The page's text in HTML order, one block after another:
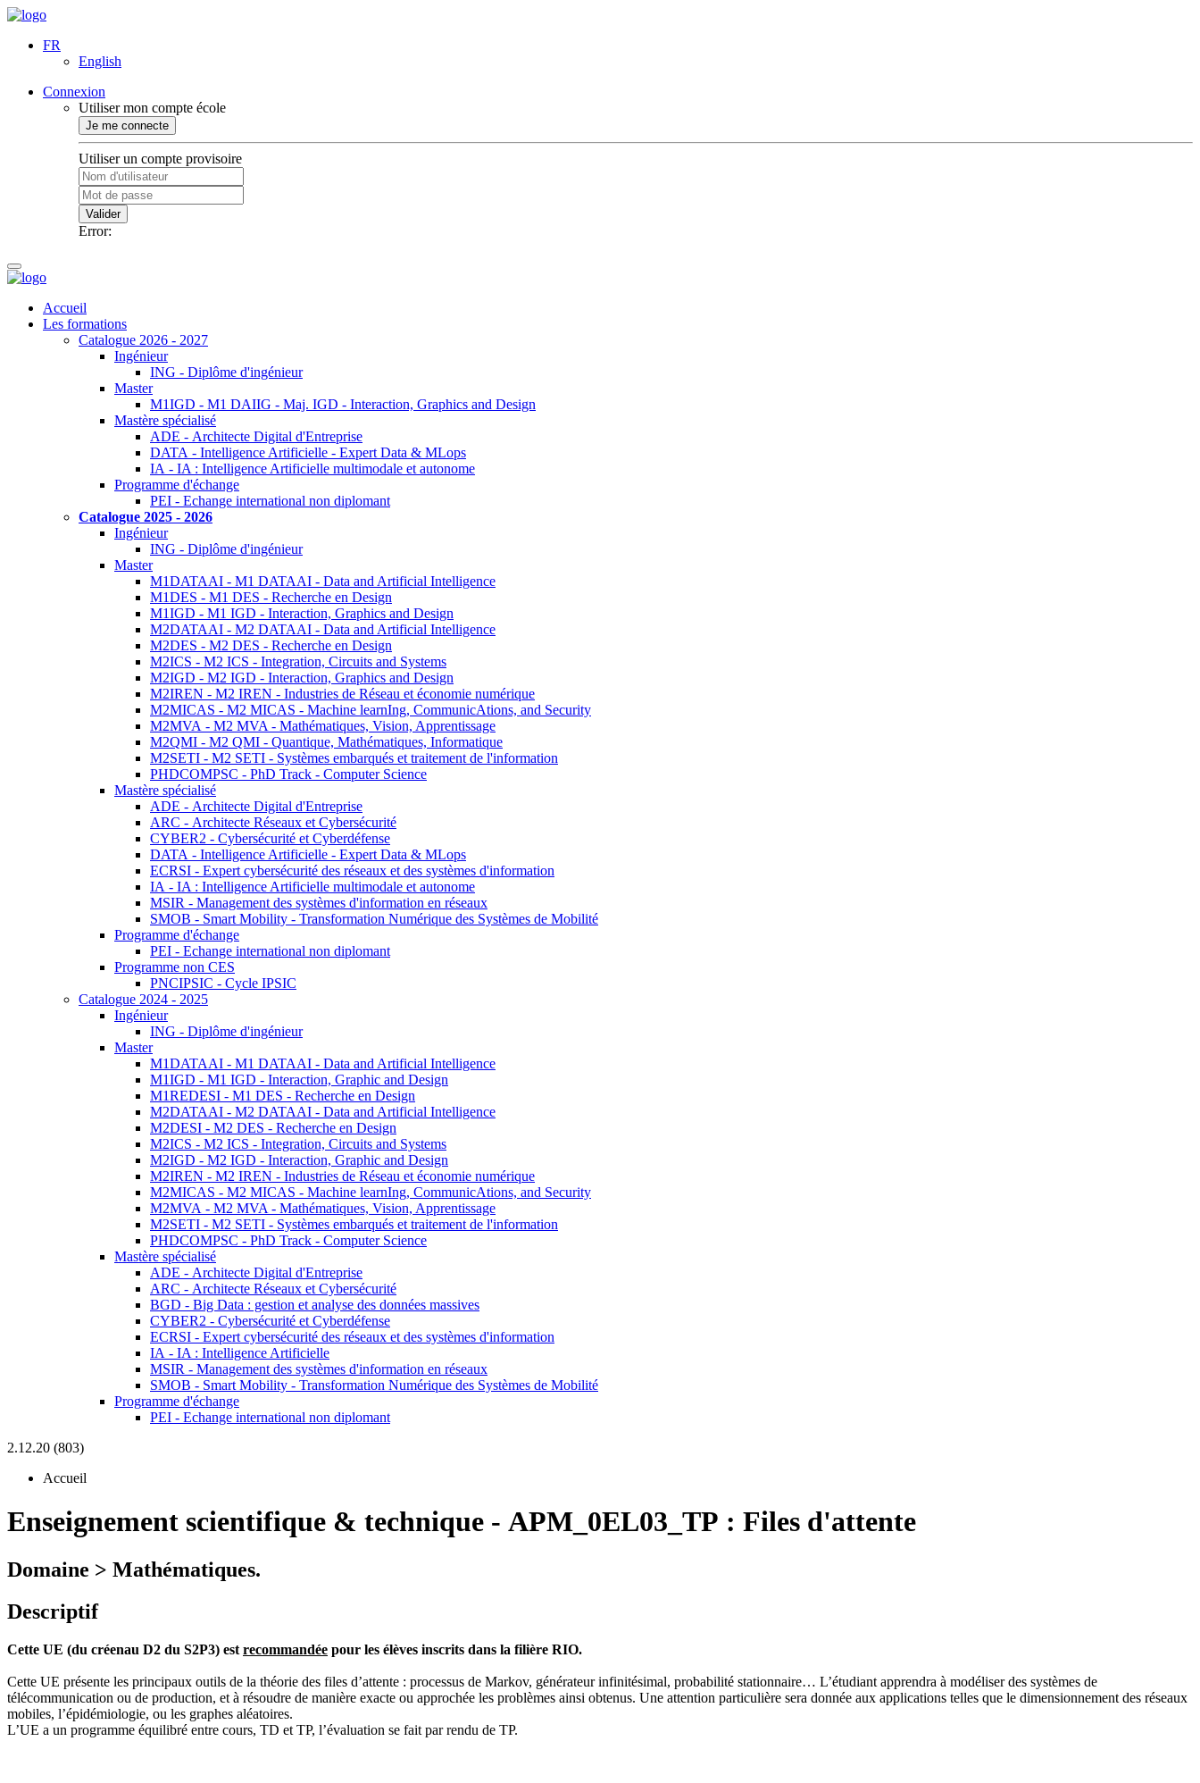
FR
English
Connexion
Utiliser mon compte école
Je me connecte
Utiliser un compte provisoire
Valider
Error:
Accueil
Les formations
Catalogue 2026 - 2027
Ingénieur
ING - Diplôme d'ingénieur
Master
M1IGD - M1 DAIIG - Maj. IGD - Interaction, Graphics and Design
Mastère spécialisé
ADE - Architecte Digital d'Entreprise
DATA - Intelligence Artificielle - Expert Data & MLops
IA - IA : Intelligence Artificielle multimodale et autonome
Programme d'échange
PEI - Echange international non diplomant
Catalogue 2025 - 2026
Ingénieur
ING - Diplôme d'ingénieur
Master
M1DATAAI - M1 DATAAI - Data and Artificial Intelligence
M1DES - M1 DES - Recherche en Design
M1IGD - M1 IGD - Interaction, Graphics and Design
M2DATAAI - M2 DATAAI - Data and Artificial Intelligence
M2DES - M2 DES - Recherche en Design
M2ICS - M2 ICS - Integration, Circuits and Systems
M2IGD - M2 IGD - Interaction, Graphics and Design
M2IREN - M2 IREN - Industries de Réseau et économie numérique
M2MICAS - M2 MICAS - Machine learnIng, CommunicAtions, and Security
M2MVA - M2 MVA - Mathématiques, Vision, Apprentissage
M2QMI - M2 QMI - Quantique, Mathématiques, Informatique
M2SETI - M2 SETI - Systèmes embarqués et traitement de l'information
PHDCOMPSC - PhD Track - Computer Science
Mastère spécialisé
ADE - Architecte Digital d'Entreprise
ARC - Architecte Réseaux et Cybersécurité
CYBER2 - Cybersécurité et Cyberdéfense
DATA - Intelligence Artificielle - Expert Data & MLops
ECRSI - Expert cybersécurité des réseaux et des systèmes d'information
IA - IA : Intelligence Artificielle multimodale et autonome
MSIR - Management des systèmes d'information en réseaux
SMOB - Smart Mobility - Transformation Numérique des Systèmes de Mobilité
Programme d'échange
PEI - Echange international non diplomant
Programme non CES
PNCIPSIC - Cycle IPSIC
Catalogue 2024 - 2025
Ingénieur
ING - Diplôme d'ingénieur
Master
M1DATAAI - M1 DATAAI - Data and Artificial Intelligence
M1IGD - M1 IGD - Interaction, Graphic and Design
M1REDESI - M1 DES - Recherche en Design
M2DATAAI - M2 DATAAI - Data and Artificial Intelligence
M2DESI - M2 DES - Recherche en Design
M2ICS - M2 ICS - Integration, Circuits and Systems
M2IGD - M2 IGD - Interaction, Graphic and Design
M2IREN - M2 IREN - Industries de Réseau et économie numérique
M2MICAS - M2 MICAS - Machine learnIng, CommunicAtions, and Security
M2MVA - M2 MVA - Mathématiques, Vision, Apprentissage
M2SETI - M2 SETI - Systèmes embarqués et traitement de l'information
PHDCOMPSC - PhD Track - Computer Science
Mastère spécialisé
ADE - Architecte Digital d'Entreprise
ARC - Architecte Réseaux et Cybersécurité
BGD - Big Data : gestion et analyse des données massives
CYBER2 - Cybersécurité et Cyberdéfense
ECRSI - Expert cybersécurité des réseaux et des systèmes d'information
IA - IA : Intelligence Artificielle
MSIR - Management des systèmes d'information en réseaux
SMOB - Smart Mobility - Transformation Numérique des Systèmes de Mobilité
Programme d'échange
PEI - Echange international non diplomant
2.12.20 (803)
Accueil
Enseignement scientifique & technique - APM_0EL03_TP : Files d'attente
Domaine > Mathématiques.
Descriptif
Cette UE (du créenau D2 du S2P3) est recommandée pour les élèves inscrits dans la filière RIO.
Cette UE présente les principaux outils de la théorie des files d’attente : processus de Markov, générateur infinitésimal, probabilité stationnaire… L’étudiant apprendra à modéliser des systèmes de
télécommunication ou de production, et à résoudre de manière exacte ou approchée les problèmes ainsi obtenus. Une attention particulière sera donnée aux applications telles que le dimensionnement des réseaux
mobiles, l’épidémiologie, ou les graphes aléatoires.
L’UE a un programme équilibré entre cours, TD et TP, l’évaluation se fait par rendu de TP.